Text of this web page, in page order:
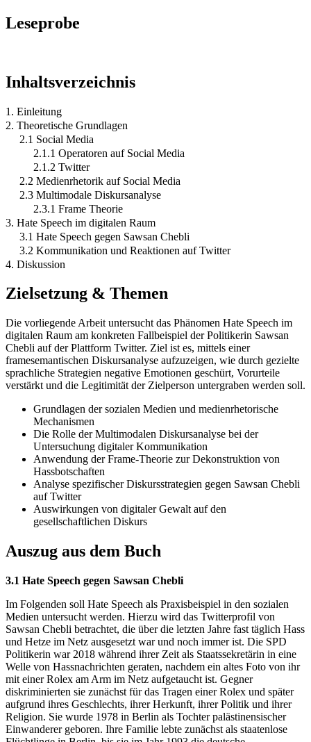
Leseprobe
Inhaltsverzeichnis
1. Einleitung
2. Theoretische Grundlagen
2.1 Social Media
2.1.1 Operatoren auf Social Media
2.1.2 Twitter
2.2 Medienrhetorik auf Social Media
2.3 Multimodale Diskursanalyse
2.3.1 Frame Theorie
3. Hate Speech im digitalen Raum
3.1 Hate Speech gegen Sawsan Chebli
3.2 Kommunikation und Reaktionen auf Twitter
4. Diskussion
Zielsetzung & Themen
Die vorliegende Arbeit untersucht das Phänomen Hate Speech im
digitalen Raum am konkreten Fallbeispiel der Politikerin Sawsan
Chebli auf der Plattform Twitter. Ziel ist es, mittels einer
framesemantischen Diskursanalyse aufzuzeigen, wie durch gezielte
sprachliche Strategien negative Emotionen geschürt, Vorurteile
verstärkt und die Legitimität der Zielperson untergraben werden soll.
Grundlagen der sozialen Medien und medienrhetorische
Mechanismen
Die Rolle der Multimodalen Diskursanalyse bei der
Untersuchung digitaler Kommunikation
Anwendung der Frame-Theorie zur Dekonstruktion von
Hassbotschaften
Analyse spezifischer Diskursstrategien gegen Sawsan Chebli
auf Twitter
Auswirkungen von digitaler Gewalt auf den
gesellschaftlichen Diskurs
Auszug aus dem Buch
3.1 Hate Speech gegen Sawsan Chebli
Im Folgenden soll Hate Speech als Praxisbeispiel in den sozialen
Medien untersucht werden. Hierzu wird das Twitterprofil von
Sawsan Chebli betrachtet, die über die letzten Jahre fast täglich Hass
und Hetze im Netz ausgesetzt war und noch immer ist. Die SPD
Politikerin war 2018 während ihrer Zeit als Staatssekretärin in eine
Welle von Hassnachrichten geraten, nachdem ein altes Foto von ihr
mit einer Rolex am Arm im Netz aufgetaucht ist. Gegner
diskriminierten sie zunächst für das Tragen einer Rolex und später
aufgrund ihres Geschlechts, ihrer Herkunft, ihrer Politik und ihrer
Religion. Sie wurde 1978 in Berlin als Tochter palästinensischer
Einwanderer geboren. Ihre Familie lebte zunächst als staatenlose